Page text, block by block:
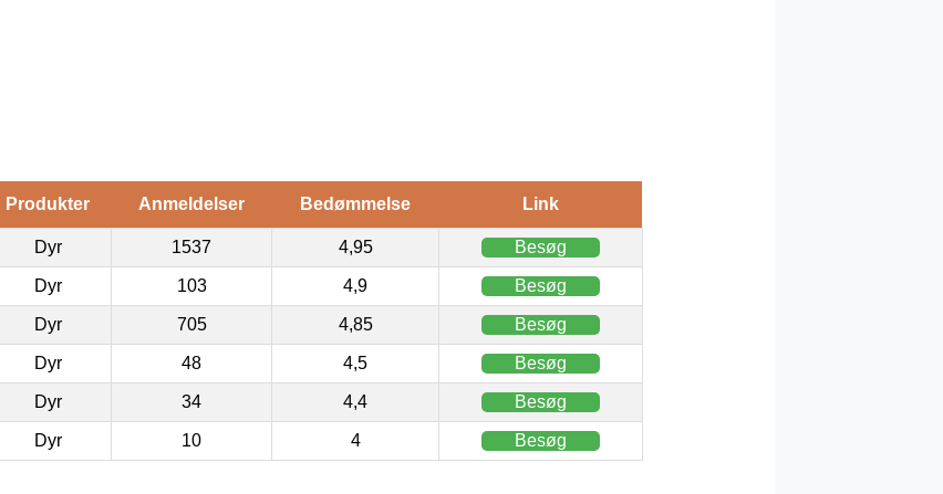
Produkter Anmeldelser Bedømmelse Link
Dyr 1537 4,95 Besøg
Dyr 103 4,9 Besøg
Dyr 705 4,85 Besøg
Dyr 48 4,5 Besøg
Dyr 34 4,4 Besøg
Dyr 10 4 Besøg